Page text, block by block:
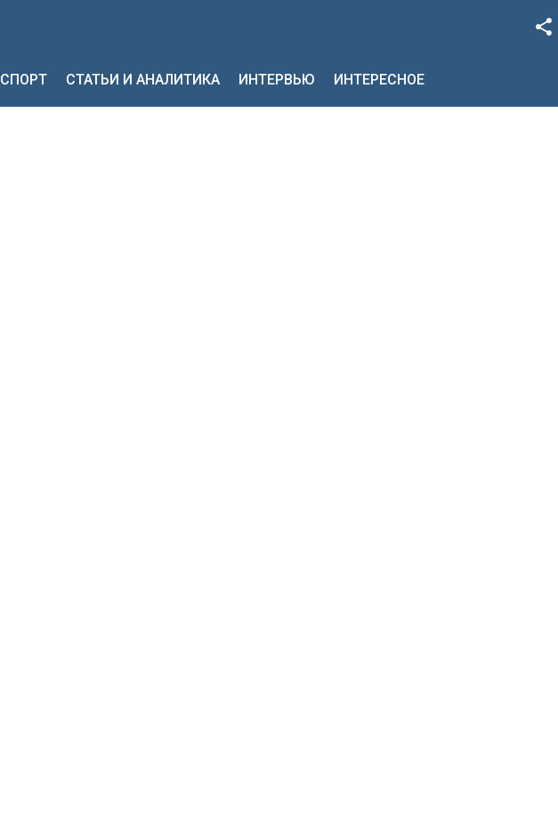
Google+
СПОРТ СТАТЬИ И АНАЛИТИКА ИНТЕРВЬЮ ИНТЕРЕСНОЕ